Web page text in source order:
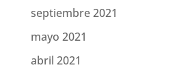
septiembre 2021
mayo 2021
abril 2021